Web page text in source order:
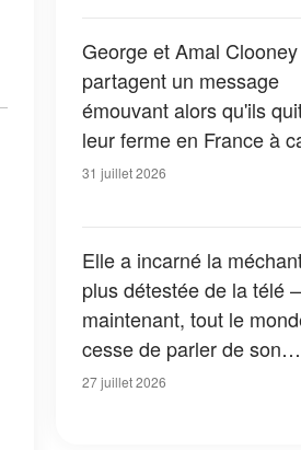
George et Amal Clooney
partagent un message
émouvant alors qu'ils
leur ferme en France à
des feux de forêt — Tous
31 juillet 2026
Elle a incarné la
plus détestée de la télé
maintenant, tout le
cesse de parler de son
apparition dans la nouvelle
27 juillet 2026